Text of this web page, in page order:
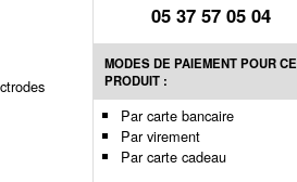
05 37 57 05 04
MODES DE PAIEMENT POUR CE
PRODUIT :
Par carte bancaire
Par virement
Par carte cadeau